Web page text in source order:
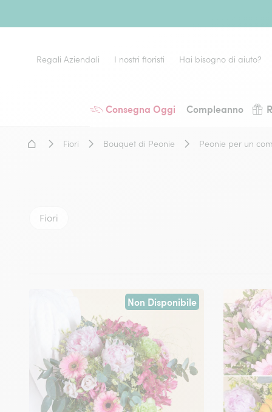
Consegna Oggi Compleanno
Regali Aziendali I nostri fioristi Hai bisogno di aiuto?
Home - Fiori a domicilio
Fiori Bouquet di Peonie Peonie per un
Fiori
Non Disponibile